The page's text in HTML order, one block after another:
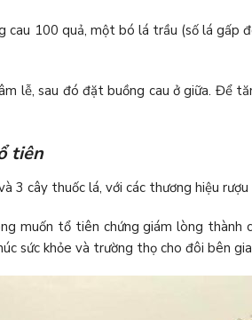
100 quả, một bó lá trầu (số lá gấp
lễ, sau đó đặt buồng cau ở giữa. Để
tiên
cây thuốc lá, với các thương hiệu
muốn tổ tiên chứng giám lòng thành
sức khỏe và trường thọ cho đôi bên